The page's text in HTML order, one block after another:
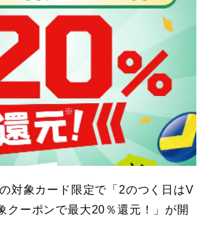
対象カード限定で「2のつく日はV
クーポンで最大20％還元！」が開